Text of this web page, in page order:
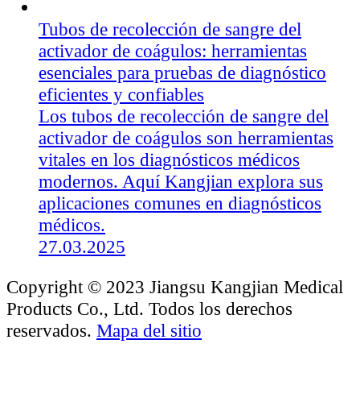
Tubos de recolección de sangre del
activador de coágulos: herramientas
esenciales para pruebas de diagnóstico
eficientes y confiables
Los tubos de recolección de sangre del
activador de coágulos son herramientas
vitales en los diagnósticos médicos
modernos. Aquí Kangjian explora sus
aplicaciones comunes en diagnósticos
médicos.
27.03.2025
Copyright © 2023 Jiangsu Kangjian Medical
Products Co., Ltd. Todos los derechos
reservados. Mapa del sitio